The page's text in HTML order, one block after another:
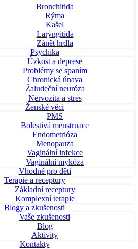
Bronchitida
Rýma
Kašel
Laryngitida
Zánět hrdla
Psychika
Úzkost a deprese
Problémy se spaním
Chronická únava
Žaludeční neuróza
Nervozita a stres
Ženské věci
PMS
Bolestivá menstruace
Endometrióza
Menopauza
Vaginální infekce
Vaginální mykóza
Vhodné pro děti
Terapie a receptury
Základní receptury
Komplexní terapie
Blogy a zkušenosti
Vaše zkušenosti
Blog
Aktivity
Kontakty